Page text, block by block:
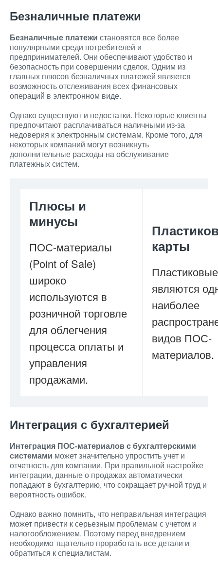
Безналичные платежи
Безналичные платежи становятся все более
популярными среди потребителей и
предпринимателей. Они обеспечивают удобство и
безопасность при совершении сделок. Одним из
главных плюсов безналичных платежей является
возможность отслеживания всех финансовых
операций в электронном виде.
Однако существуют и недостатки. Некоторые клиенты
предпочитают расплачиваться наличными из-за
недоверия к электронным системам. Кроме того, для
некоторых компаний могут возникнуть
дополнительные расходы на обслуживание
платежных систем.
Плюсы и
минусы
ПОС-материалы
(Point of Sale)
широко
используются в
розничной торговле
для облегчения
процесса оплаты и
управления
продажами.
карты
являются
наиболее
видов ПОС-
материалов.
Интеграция с бухгалтерией
Интеграция ПОС-материалов с бухгалтерскими
системами может значительно упростить учет и
отчетность для компании. При правильной настройке
интеграции, данные о продажах автоматически
попадают в бухгалтерию, что сокращает ручной труд и
вероятность ошибок.
Однако важно помнить, что неправильная интеграция
может привести к серьезным проблемам с учетом и
налогообложением. Поэтому перед внедрением
необходимо тщательно проработать все детали и
обратиться к специалистам.